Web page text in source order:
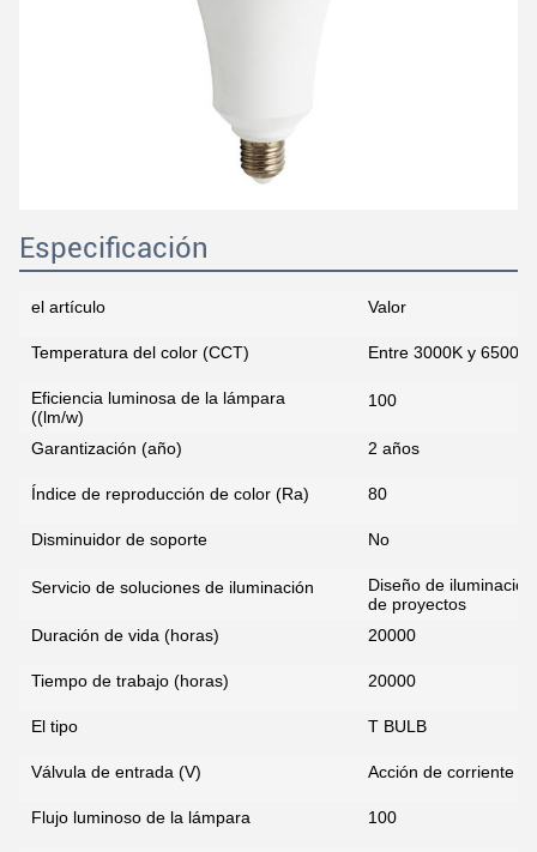
Especificación
el artículo Valor
Temperatura del color (CCT) Entre 3000K y 6500K
Eficiencia luminosa de la lámpara
((lm/w)
100
Garantización (año) 2 años
Índice de reproducción de color (Ra) 80
Disminuidor de soporte No
Servicio de soluciones de iluminación
Diseño de
de proyectos
Duración de vida (horas)
20000
Tiempo de trabajo (horas) 20000
El tipo T BULB
Válvula de entrada (V) Acción de corriente
Flujo luminoso de la lámpara 100